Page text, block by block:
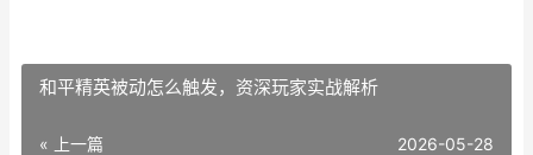
和平精英被动怎么触发，资深玩家实战解析
« 上一篇 2026-05-28